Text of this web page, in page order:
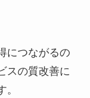
につながるの
スの質改善に